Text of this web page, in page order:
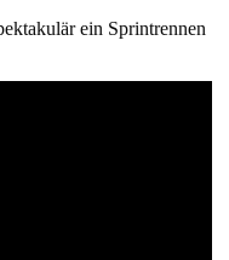
ein Sprintrennen